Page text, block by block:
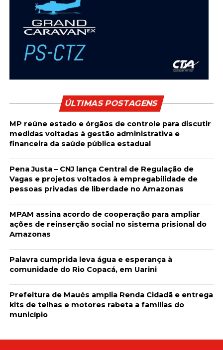
ÚLTIMAS POSTAGENS
MP reúne estado e órgãos de controle para discutir
medidas voltadas à gestão administrativa e
financeira da saúde pública estadual
Pena Justa – CNJ lança Central de Regulação de
Vagas e projetos voltados à empregabilidade de
pessoas privadas de liberdade no Amazonas
MPAM assina acordo de cooperação para ampliar
ações de reinserção social no sistema prisional do
Amazonas
Palavra cumprida leva água e esperança à
comunidade do Rio Copacá, em Uarini
Prefeitura de Maués amplia Renda Cidadã e entrega
kits de telhas e motores rabeta a famílias do
município